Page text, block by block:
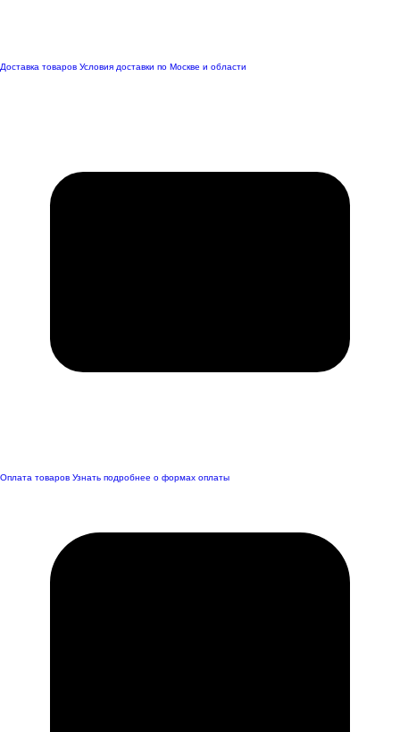
Доставка товаров Условия доставки по Москве и области
Оплата товаров Узнать подробнее о формах оплаты